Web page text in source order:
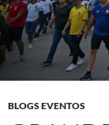
BLOGS EVENTOS